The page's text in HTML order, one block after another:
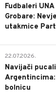
Fudbaleri
Grobare:
utakmice
22.07.2026.
Navijači
bolnicu